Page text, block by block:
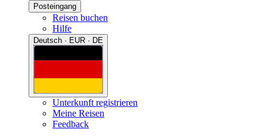
Posteingang
Reisen buchen
Hilfe
Deutsch · EUR · DE
Unterkunft registrieren
Meine Reisen
Feedback